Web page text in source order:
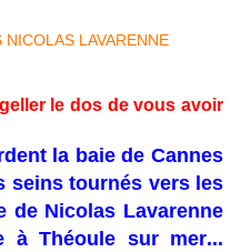
le dos de vous avoir
la baie de Cannes
seins tournés vers les
de Nicolas Lavarenne
à Théoule sur mer...